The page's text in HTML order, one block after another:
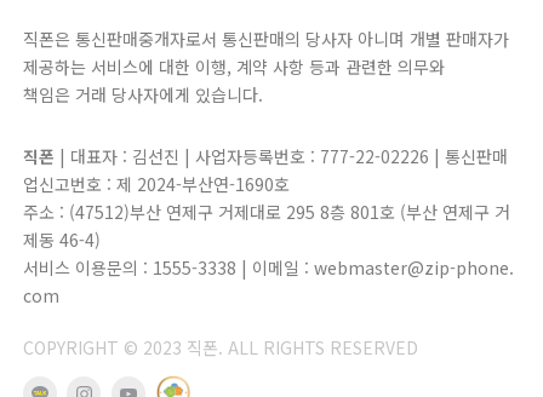
직폰은 통신판매중개자로서 통신판매의 당사자 아니며 개별 판매자가
제공하는 서비스에 대한 이행, 계약 사항 등과 관련한 의무와
책임은 거래 당사자에게 있습니다.
직폰 | 대표자 : 김선진 | 사업자등록번호 : 777-22-02226 | 통신판매
업신고번호 : 제 2024-부산연-1690호
주소 : (47512)부산 연제구 거제대로 295 8층 801호 (부산 연제구 거
제동 46-4)
서비스 이용문의 : 1555-3338 | 이메일 : webmaster@zip-phone.
com
COPYRIGHT © 2023 직폰. ALL RIGHTS RESERVED